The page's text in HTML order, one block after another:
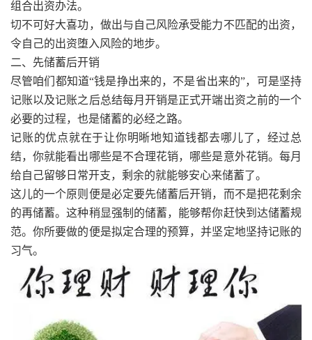
组合出资办法。
切不可好大喜功，做出与自己风险承受能力不匹配的出资，
令自己的出资堕入风险的地步。
二、先储蓄后开销
尽管咱们都知道“钱是挣出来的，不是省出来的”，可是坚持
记账以及记账之后总结每月开销是正式开端出资之前的一个
必要的过程，也是储蓄的必经之路。
记账的优点就在于让你明晰地知道钱都去哪儿了，经过总
结，你就能看出哪些是不合理花销，哪些是意外花销。每月
给自己留够日常开支，剩余的就能够安心来储蓄了。
这儿的一个原则便是必定要先储蓄后开销，而不是把花剩余
的再储蓄。这种稍显强制的储蓄，能够帮你赶快到达储蓄规
范。你所要做的便是拟定合理的预算，并坚定地坚持记账的
习气。